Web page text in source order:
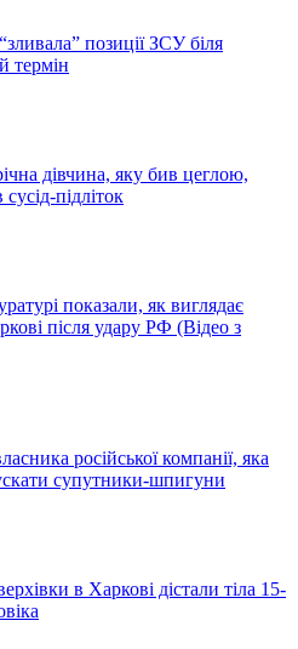
позиції ЗСУ біля
термін
дівчина, яку бив цеглою,
підліток
показали, як виглядає
після удару РФ (Відео з
російської компанії, яка
супутники-шпигуни
в Харкові дістали тіла 15-